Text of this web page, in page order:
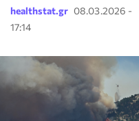
healthstat.gr 08.03.2026 -
17:14